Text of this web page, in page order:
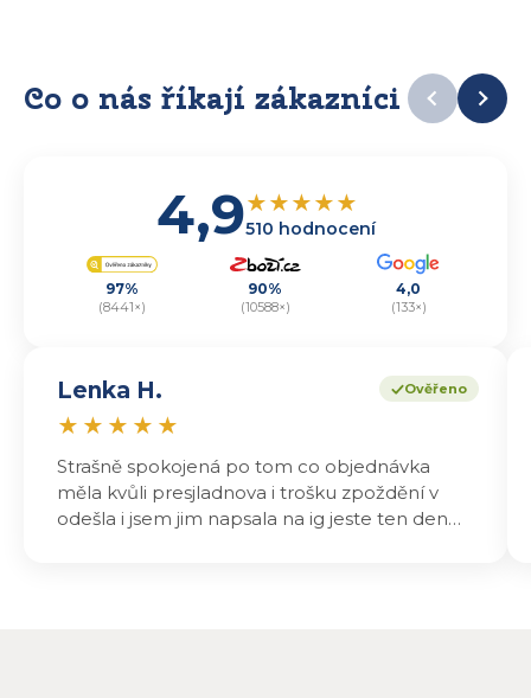
Co o nás říkají zákazníci
4,9★★★★★
510 hodnocení
97%
(8441×)
90%
(10588×)
4,0
(133×)
Ověřeno
Lenka H.
★ ★ ★ ★ ★
Strašně spokojená po tom co objednávka
měla kvůli presjladnova i trošku zpoždění v
odešla i jsem jim napsala na ig jeste ten den